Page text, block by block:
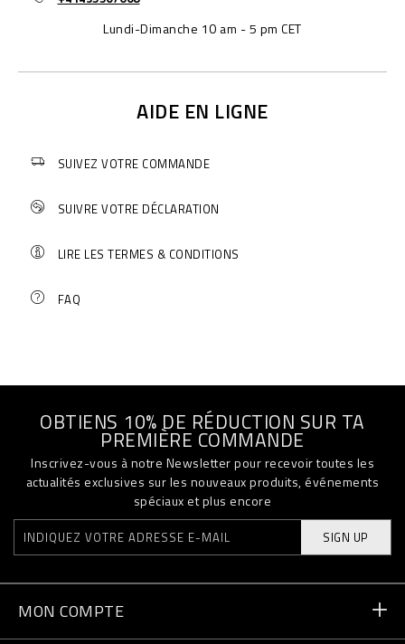
Lundi-Dimanche 10 am - 5 pm CET
AIDE EN LIGNE
SUIVEZ VOTRE COMMANDE
SUIVRE VOTRE DÉCLARATION
LIRE LES TERMES & CONDITIONS
FAQ
OBTIENS 10% DE RÉDUCTION SUR TA
PREMIÈRE COMMANDE
Inscrivez-vous à notre Newsletter pour recevoir toutes les
actualités exclusives sur les nouveaux produits, événements
spéciaux et plus encore
SIGN UP
MON COMPTE